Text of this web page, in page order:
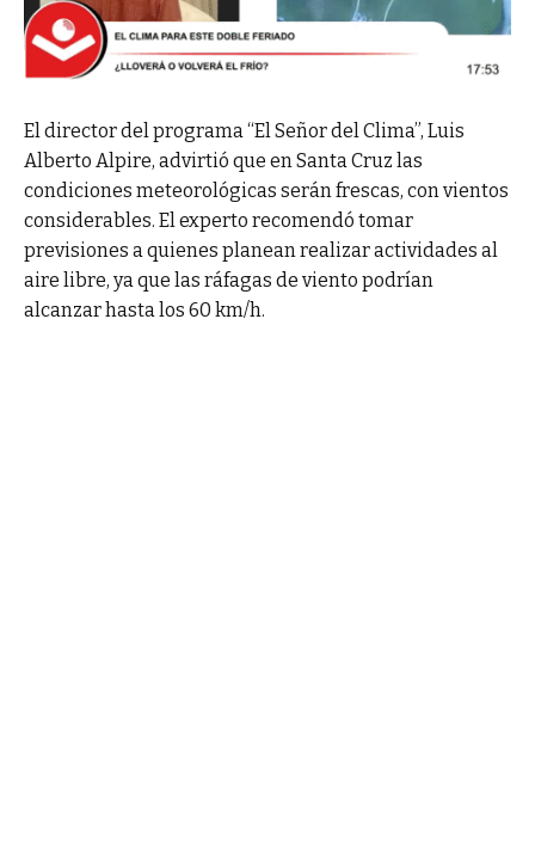
El director del programa “El Señor del Clima”, Luis
Alberto Alpire, advirtió que en Santa Cruz las
condiciones meteorológicas serán frescas, con vientos
considerables. El experto recomendó tomar
previsiones a quienes planean realizar actividades al
aire libre, ya que las ráfagas de viento podrían
alcanzar hasta los 60 km/h.